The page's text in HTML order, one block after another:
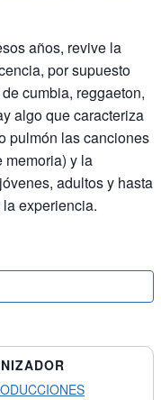
años, revive la
por supuesto
cumbia, reggaeton,
algo que caracteriza
pulmón las canciones
memoria) y la
adultos y hasta
experiencia.